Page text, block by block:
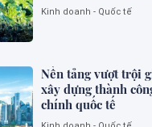
Kinh doanh - Quốc tế
Nền tảng vượt trội
xây dựng thành
chính quốc tế